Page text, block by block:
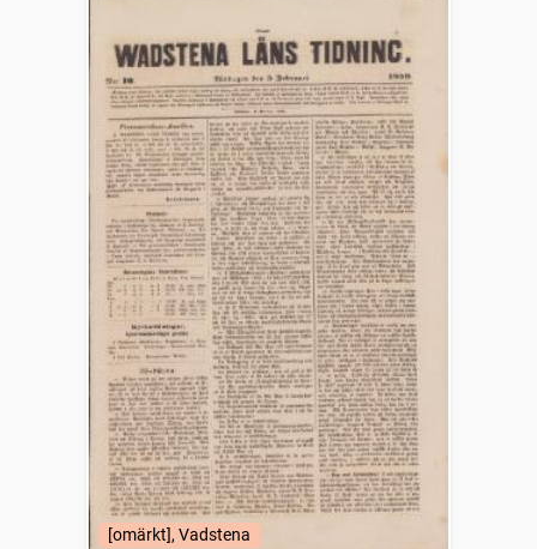
[omärkt], Vadstena